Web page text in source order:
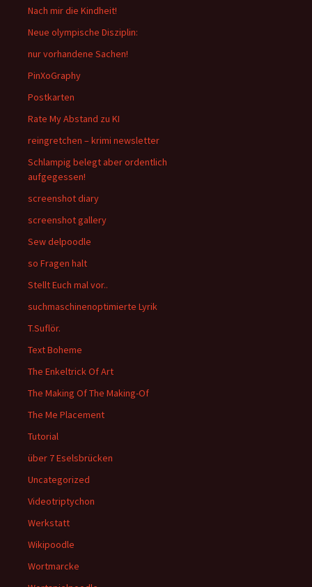
Nach mir die Kindheit!
Neue olympische Disziplin:
nur vorhandene Sachen!
PinXoGraphy
Postkarten
Rate My Abstand zu KI
reingretchen – krimi newsletter
Schlampig belegt aber ordentlich
aufgegessen!
screenshot diary
screenshot gallery
Sew delpoodle
so Fragen halt
Stellt Euch mal vor..
suchmaschinenoptimierte Lyrik
T.Suflör.
Text Boheme
The Enkeltrick Of Art
The Making Of The Making-Of
The Me Placement
Tutorial
über 7 Eselsbrücken
Uncategorized
Videotriptychon
Werkstatt
Wikipoodle
Wortmarcke